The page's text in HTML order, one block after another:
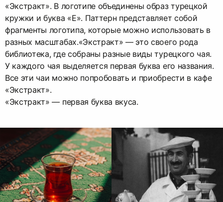
«Экстракт». В логотипе объединены образ турецкой
кружки и буква «E». Паттерн представляет собой
фрагменты логотипа, которые можно использовать в
разных масштабах.«Экстракт» — это своего рода
библиотека, где собраны разные виды турецкого чая.
У каждого чая выделяется первая буква его названия.
Все эти чаи можно попробовать и приобрести в кафе
«Экстракт».
«Экстракт» — первая буква вкуса.